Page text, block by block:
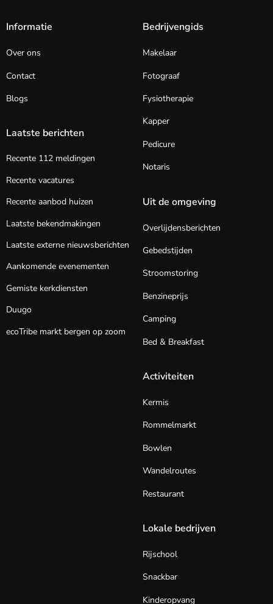
Informatie
Over ons
Contact
Blogs
Laatste berichten
Recente 112 meldingen
Recente vacatures
Recente aanbod huizen
Laatste bekendmakingen
Laatste externe nieuwsberichten
Aankomende evenementen
Gemiste kerkdiensten
Duugo
ecoTribe markt bergen op zoom
Bedrijvengids
Makelaar
Fotograaf
Fysiotherapie
Kapper
Pedicure
Notaris
Uit de omgeving
Overlijdensberichten
Gebedstijden
Stroomstoring
Benzineprijs
Camping
Bed & Breakfast
Activiteiten
Kermis
Rommelmarkt
Bowlen
Wandelroutes
Restaurant
Lokale bedrijven
Rijschool
Snackbar
Kinderopvang